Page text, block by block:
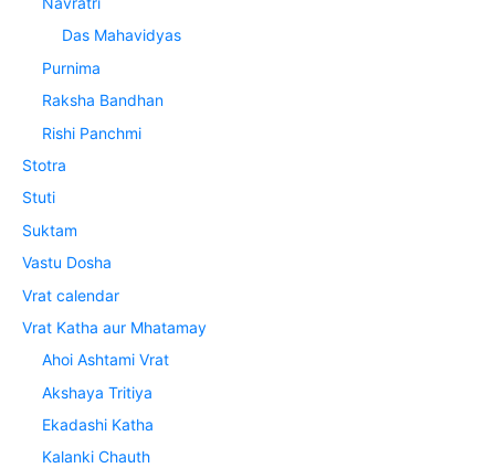
Das Mahavidyas
Purnima
Raksha Bandhan
Rishi Panchmi
Stotra
Stuti
Suktam
Vastu Dosha
Vrat calendar
Vrat Katha aur Mhatamay
Ahoi Ashtami Vrat
Akshaya Tritiya
Ekadashi Katha
Kalanki Chauth